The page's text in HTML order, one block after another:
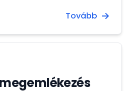
képviselői előtt.Tovább